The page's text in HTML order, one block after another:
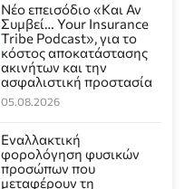
Νέο επεισόδιο «Και Αν
Συμβεί… Your Insurance
Tribe Podcast», για το
κόστος αποκατάστασης
ακινήτων και την
ασφαλιστική προστασία
05.08.2026
Εναλλακτική
φορολόγηση φυσικών
προσώπων που
μεταφέρουν τη